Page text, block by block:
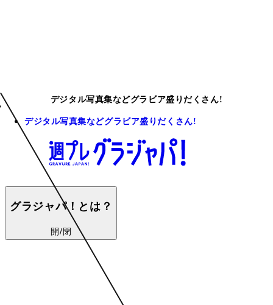
デジタル写真集などグラビア盛りだくさん!
デジタル写真集などグラビア盛りだくさん!
グラジャパ！とは？
開/閉